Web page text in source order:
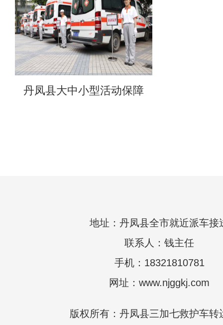
丹凤县大中小型活动保障
地址：丹凤县全市就近派车接
联系人：钱主任
手机：18321810781
网址：www.njggkj.com
版权所有：丹凤县三加七救护车转